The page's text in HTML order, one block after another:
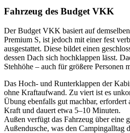
Fahrzeug des Budget VKK
Der Budget VKK basiert auf
Premium S, ist jedoch mit einer fest
ausgestattet. Diese bildet einen
dessen Dach sich hochklappen lässt.
Stehhöhe – auch für größere Personen
Das Hoch- und Runterklappen der
ohne Kraftaufwand. Zu viert ist es
Übung ebenfalls gut machbar, erfordert
Kraft und dauert etwa 5–10 Minuten.
Außen verfügt das Fahrzeug über eine
Außendusche, was den Campingalltag